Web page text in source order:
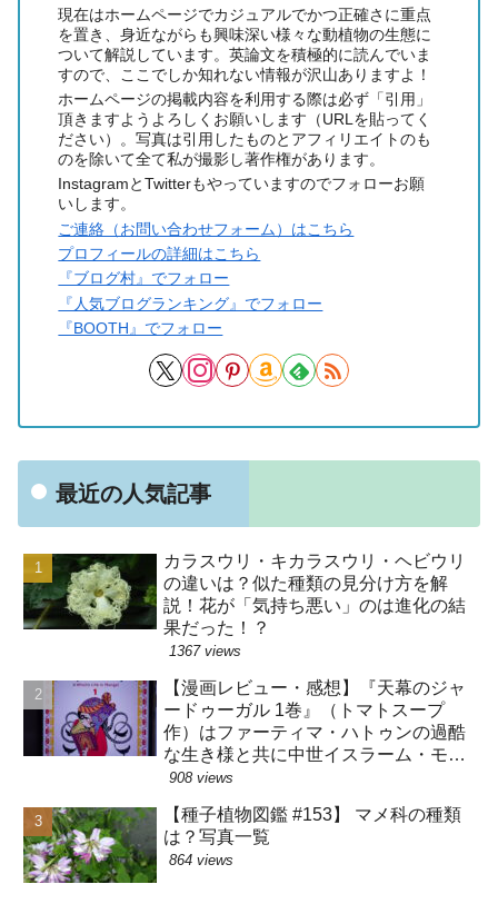
現在はホームページでカジュアルでかつ正確さに重点
を置き、身近ながらも興味深い様々な動植物の生態に
ついて解説しています。英論文を積極的に読んでいま
すので、ここでしか知れない情報が沢山ありますよ！
ホームページの掲載内容を利用する際は必ず「引用」
頂きますようよろしくお願いします（URLを貼ってく
ださい）。写真は引用したものとアフィリエイトのも
のを除いて全て私が撮影し著作権があります。
InstagramとTwitterもやっていますのでフォローお願
いします。
ご連絡（お問い合わせフォーム）はこちら
プロフィールの詳細はこちら
『ブログ村』でフォロー
『人気ブログランキング』でフォロー
『BOOTH』でフォロー
最近の人気記事
カラスウリ・キカラスウリ・ヘビウリ
の違いは？似た種類の見分け方を解
説！花が「気持ち悪い」のは進化の結
果だった！？
1367 views
【漫画レビュー・感想】『天幕のジャ
ードゥーガル 1巻』（トマトスープ
作）はファーティマ・ハトゥンの過酷
な生き様と共に中世イスラーム・モン
ゴルの暮らしが分かる漫画です【史実
908 views
【種子植物図鑑 #153】 マメ科の種類
は？写真一覧
864 views